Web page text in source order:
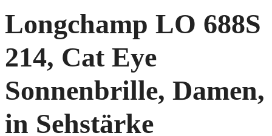
Longchamp LO 688S
214, Cat Eye
Sonnenbrille, Damen,
in Sehstärke